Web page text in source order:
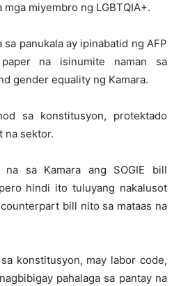
miyembro ng LGBTQIA+.
panukala ay ipinabatid ng AFP
na isinumite naman sa
gender equality ng Kamara.
sa konstitusyon, protektado
na sektor.
na sa Kamara ang SOGIE bill
hindi ito tuluyang nakalusot
bill nito sa mataas na
konstitusyon, may labor code,
pahalaga sa pantay na